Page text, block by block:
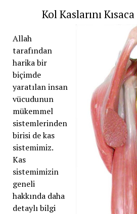
Kol Kaslarını
Allah
tarafından
harika bir
biçimde
yaratılan insan
vücudunun
mükemmel
sistemlerinden
birisi de kas
sistemimiz.
Kas
sistemimizin
geneli
hakkında daha
detaylı bilgi